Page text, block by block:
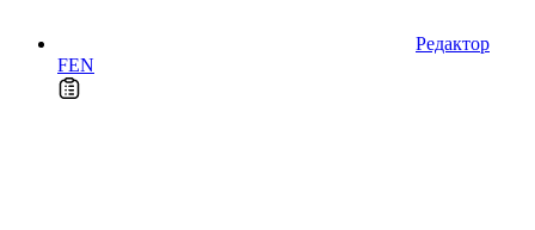
Редактор
FEN